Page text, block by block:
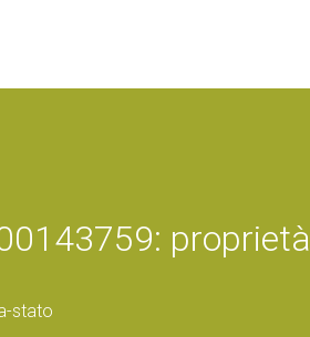
proprietà
stato